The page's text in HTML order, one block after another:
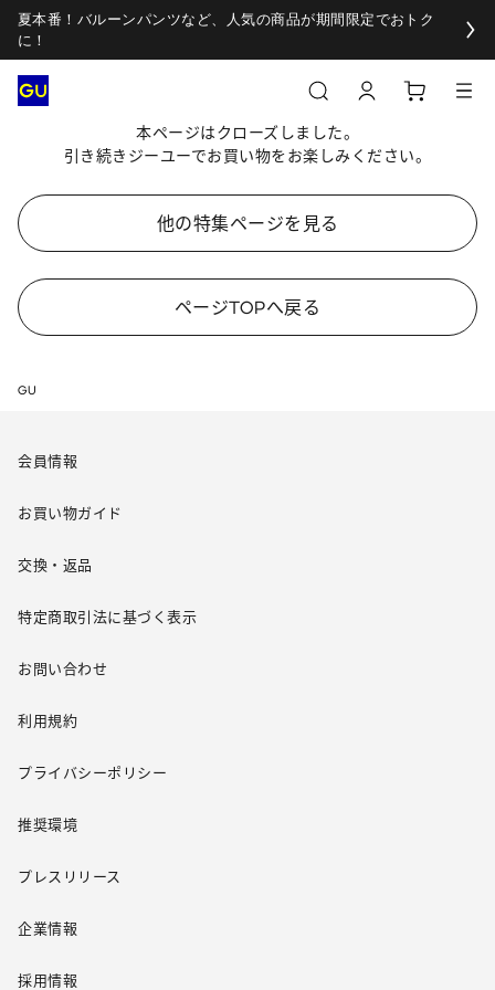
夏本番！バルーンパンツなど、人気の商品が期間限定でおトク
に！
本ページはクローズしました。
引き続きジーユーでお買い物をお楽しみください。
他の特集ページを見る
ページTOPへ戻る
GU
会員情報
お買い物ガイド
交換・返品
特定商取引法に基づく表示
お問い合わせ
利用規約
プライバシーポリシー
推奨環境
プレスリリース
企業情報
採用情報